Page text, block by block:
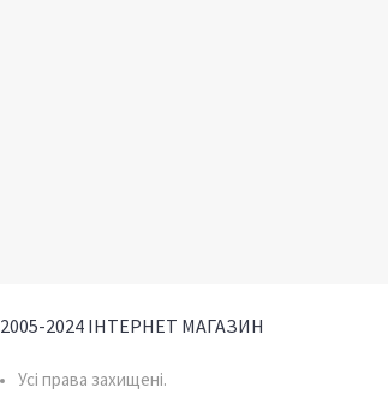
2005-2024 ІНТЕРНЕТ МАГАЗИН
Усі права захищені.